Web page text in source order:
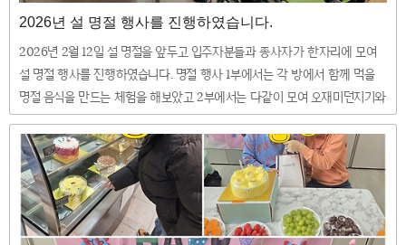
2026년 설 명절 행사를 진행하였습니다.
2026년 2월 12일 설 명절을 앞두고 입주자분들과 종사자가 한자리에 모여
설 명절 행사를 진행하였습니다. 명절 행사 1부에서는 각 방에서 함께 먹을
명절 음식을 만드는 체험을 해보았고 2부에서는 다같이 모여 오재미던지기와
박 터뜨리기 게임을 통해 우승자에게 푸짐한 상품을 전달하는 등 즐거운 시
간을 보내었습니다 ^^